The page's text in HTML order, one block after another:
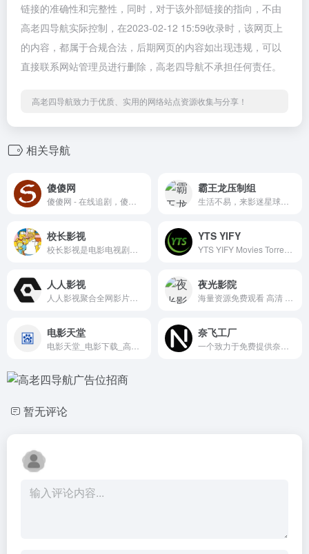
链接的准确性和完整性，同时，对于该外部链接的指向，不由
高老四导航实际控制，在2023-02-12 15:59收录时，该网页上
的内容，都属于合规合法，后期网页的内容如出现违规，可以
直接联系网站管理员进行删除，高老四导航不承担任何责任。
高老四导航致力于优质、实用的网络站点资源收集与分享！
相关导航
傻傻网 霸王龙压制组
校长影视 YTS YIFY
人人影视 夜光影院
电影天堂 奈飞工厂
暂无评论